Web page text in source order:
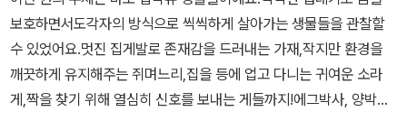
험한 존재이기도 한데요.​토종 가재는 1급수에서만 살 수 있지만이녀
석들은 더러운 물이나 육지에서도 생활할 수 있고요.건조함과 추위에
도 강하니 생존력에서 차이가 있더라고요.​또 미국가재는 한 번에 50
0개 이상의 알을 낳을 수 있고요.곰팡이균에도 끄덕없는 미국가재인
각류도 함께 알아볼 수 있답니다.2장에서는 갯벌에 살고 있는 갑각류
를 직접 살펴보는 이야기가 담겨 있답니다.소라게의 집 찾기부터 시
작해서땅굴을 파는 해양생물, 딱총새우 등을 찾아다니면서각종 갑각
류의 특징을 비교하며 살펴볼 수 있답니다.에그박사가 들려주는 갑각
류 이야기가 궁금하지 않나요?^^에그박사에서는 에그박사와 두 양박
보호하면서도각자의 방식으로 씩씩하게 살아가는 생물들을 관찰할
수 있었어요.멋진 집게발로 존재감을 드러내는 가재,작지만 환경을
깨끗하게 유지해주는 쥐며느리,집을 등에 업고 다니는 귀여운 소라
게,짝을 찾기 위해 열심히 신호를 보내는 게들까지!​​에그박사, 양박사,